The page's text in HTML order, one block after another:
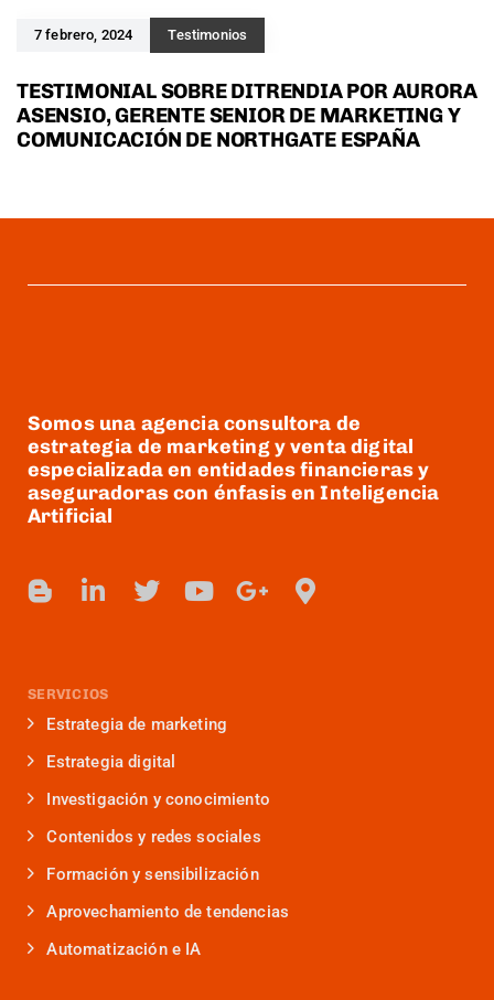
7 febrero, 2024 Testimonios
TESTIMONIAL SOBRE DITRENDIA POR AURORA
ASENSIO, GERENTE SENIOR DE MARKETING Y
COMUNICACIÓN DE NORTHGATE ESPAÑA
Somos una agencia consultora de
estrategia de marketing y venta digital
especializada en entidades financieras y
aseguradoras con énfasis en Inteligencia
Artificial
SERVICIOS
Estrategia de marketing
Estrategia digital
Investigación y conocimiento
Contenidos y redes sociales
Formación y sensibilización
Aprovechamiento de tendencias
Automatización e IA